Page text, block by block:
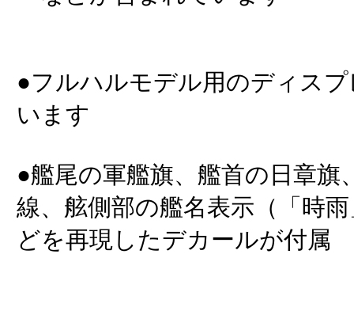
●フルハルモデル用のディス
います
●艦尾の軍艦旗、艦首の日章旗
線、舷側部の艦名表示（「時
どを再現したデカールが付属